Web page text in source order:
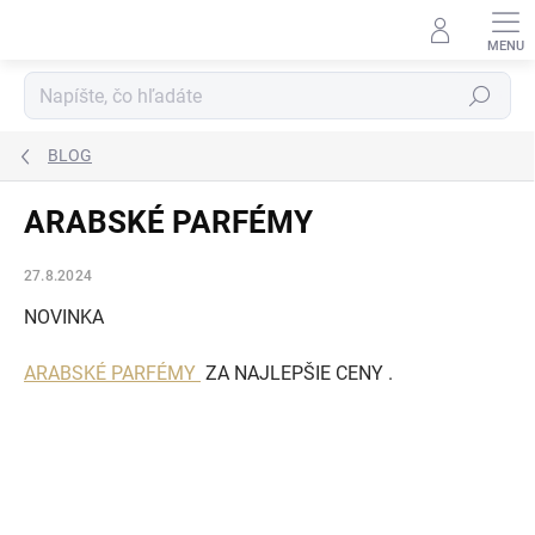
Hľadať
BLOG
ARABSKÉ PARFÉMY
27.8.2024
NOVINKA
ARABSKÉ PARFÉMY ZA NAJLEPŠIE CENY .